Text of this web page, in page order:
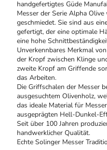
handgefertigtes Güde
Messer der Serie Alpha
geschmiedet. Sie sind aus
gefertigt, der eine optimale
eine hohe
Unverkennbares Merkmal
der Kropf zwischen Klinge
zweite Kropf am Griffende
das Arbeiten.
Die Griffschalen der Messer
ausgesuchtem Olivenholz,
das ideale Material für
ausgeprägten Hell-Dunkel-
Seit über 100 Jahren
handwerklicher Qualität.
Echte Solinger Messer